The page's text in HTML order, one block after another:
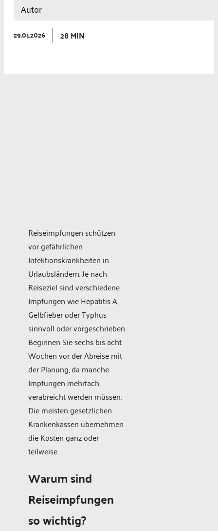
Autor
29.01.2026 28 MIN
Reiseimpfungen schützen
vor gefährlichen
Infektionskrankheiten in
Urlaubsländern. Je nach
Reiseziel sind verschiedene
Impfungen wie Hepatitis A,
Gelbfieber oder Typhus
sinnvoll oder vorgeschrieben.
Beginnen Sie sechs bis acht
Wochen vor der Abreise mit
der Planung, da manche
Impfungen mehrfach
verabreicht werden müssen.
Die meisten gesetzlichen
Krankenkassen übernehmen
die Kosten ganz oder
teilweise.
Warum sind
Reiseimpfungen
so wichtig?